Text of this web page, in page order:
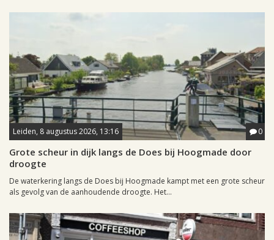
Leiden, 8 augustus 2026, 13:16 0
Grote scheur in dijk langs de Does bij Hoogmade door
droogte
De waterkering langs de Does bij Hoogmade kampt met een grote scheur
als gevolg van de aanhoudende droogte. Het...